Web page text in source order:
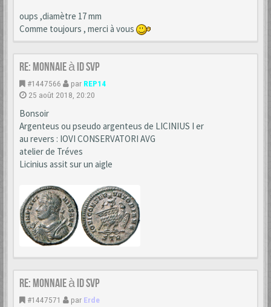
oups ,diamètre 17 mm
Comme toujours , merci à vous
Re: monnaie à id svp
#1447566 par REP14
25 août 2018, 20:20
Bonsoir
Argenteus ou pseudo argenteus de LICINIUS I er
au revers : IOVI CONSERVATORI AVG
atelier de Tréves
Licinius assit sur un aigle
Re: monnaie à id svp
#1447571 par Erde